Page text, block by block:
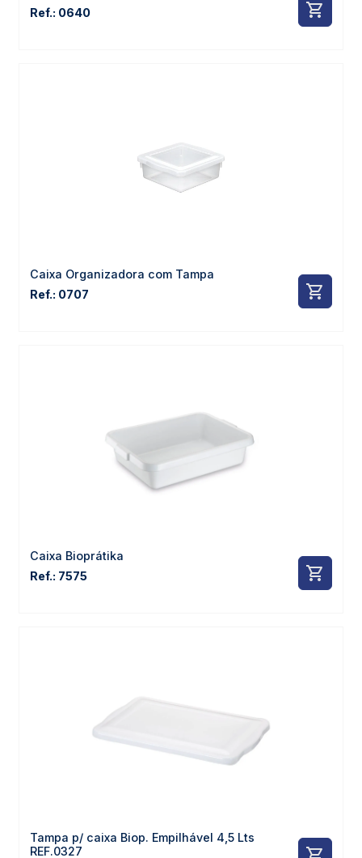
Ref.: 0640
Caixa Organizadora com Tampa
Ref.: 0707
Caixa Bioprátika
Ref.: 7575
Tampa p/ caixa Biop. Empilhável 4,5 Lts
REF.0327